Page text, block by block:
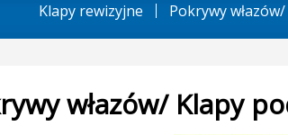
Klapy rewizyjne Pokrywy
włazów/ Klapy